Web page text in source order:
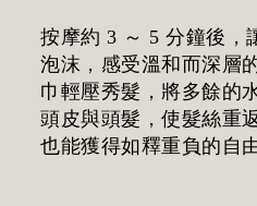
按摩約 3 ～ 5 分鐘後，
泡沫，感受溫和而深層
巾輕壓秀髮，將多餘的
頭皮與頭髮，使髮絲重
也能獲得如釋重負的自由